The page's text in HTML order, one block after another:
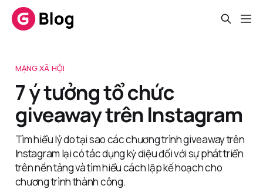
MẠNG XÃ HỘI
7 ý tưởng tổ chức
giveaway trên Instagram
Tìm hiểu lý do tại sao các chương trình giveaway trên
Instagram lại có tác dụng kỳ diệu đối với sự phát triển
trên nền tảng và tìm hiểu cách lập kế hoạch cho
chương trình thành công.